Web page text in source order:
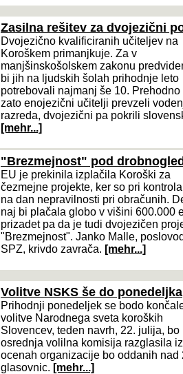
Zasilna rešitev za dvojezični
Dvojezično kvalificiranih učiteljev na
Koroškem primanjkuje. Za v
manjšinskošolskem zakonu
bi jih na ljudskih šolah prihodnje leto
potrebovali najmanj še 10. Prehodno
zato enojezični učitelji prevzeli
razreda, dvojezični pa pokrili
[mehr...]
"Brezmejnost" pod
EU je prekinila izplačila Koroški za
čezmejne projekte, ker so pri
na dan nepravilnosti pri obračunih.
naj bi plačala globo v višini 600.000
prizadet pa da je tudi dvojezičen
"Brezmejnost". Janko Malle,
SPZ, krivdo zavrača. [mehr...]
Volitve NSKS še do ponedeljka
Prihodnji ponedeljek se bodo
volitve Narodnega sveta koroških
Slovencev, teden navrh, 22. julija, bo
osrednja volilna komisija razglasila
ocenah organizacije bo oddanih nad
glasovnic. [mehr...]